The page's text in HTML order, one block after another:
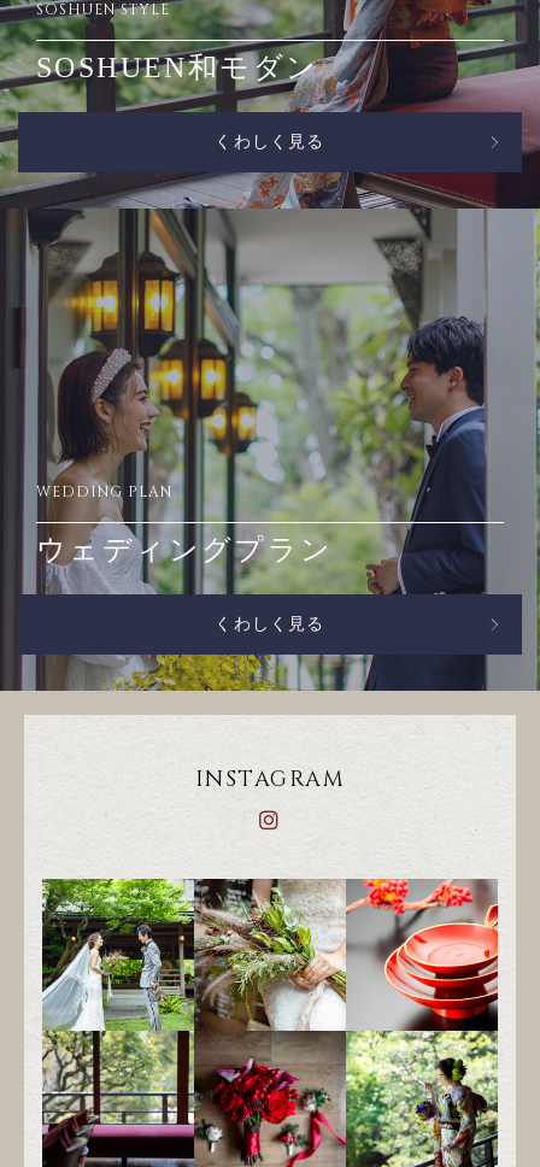
SOSHUEN STYLE
SOSHUEN和モダン
くわしく見る
WEDDING PLAN
ウェディングプラン
くわしく見る
INSTAGRAM